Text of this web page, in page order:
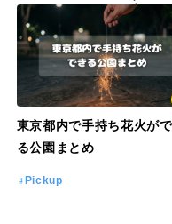
東京都内で手持ち花火が
る公園まとめ
Pickup